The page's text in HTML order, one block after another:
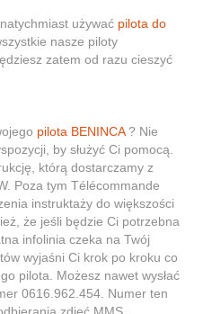
używać pilota do
nasze piloty
zatem od razu cieszyć
pilota BENINCA? Nie
by służyć Ci pomocą.
którą dostarczamy z
Poza tym Télécommande
instruktaży do większości
że jeśli będzie Ci potrzebna
infolinia czeka na Twój
wyjaśni Ci krok po kroku co
pilota. Możesz nawet wysłać
0616.962.454. Numer ten